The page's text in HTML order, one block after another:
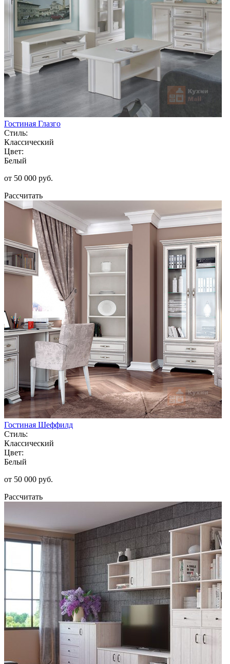
Гостиная Глазго
Стиль:
Классический
Цвет:
Белый
от 50 000 руб.
Рассчитать
Гостиная Шеффилд
Стиль:
Классический
Цвет:
Белый
от 50 000 руб.
Рассчитать